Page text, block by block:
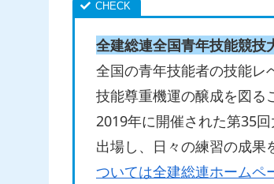
全建総連全国青年技能競技
全国の青年技能者の技能レ
技能尊重機運の醸成を図る
2019年に開催された第35
出場し、日々の練習の成果
ついては全建総連ホームペ